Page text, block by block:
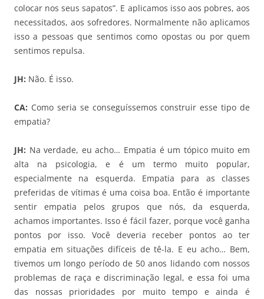
colocar nos seus sapatos”. E aplicamos isso aos pobres, aos
necessitados, aos sofredores. Normalmente não aplicamos
isso a pessoas que sentimos como opostas ou por quem
sentimos repulsa.
JH: Não. É isso.
CA: Como seria se conseguíssemos construir esse tipo de
empatia?
JH: Na verdade, eu acho… Empatia é um tópico muito em
alta na psicologia, e é um termo muito popular,
especialmente na esquerda. Empatia para as classes
preferidas de vítimas é uma coisa boa. Então é importante
sentir empatia pelos grupos que nós, da esquerda,
achamos importantes. Isso é fácil fazer, porque você ganha
pontos por isso. Você deveria receber pontos ao ter
empatia em situações difíceis de tê-la. E eu acho… Bem,
tivemos um longo período de 50 anos lidando com nossos
problemas de raça e discriminação legal, e essa foi uma
das nossas prioridades por muito tempo e ainda é